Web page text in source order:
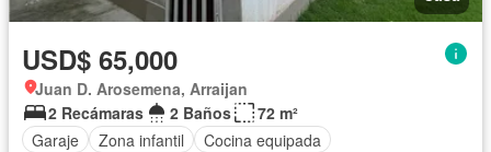
USD$ 65,000
Juan D. Arosemena, Arraijan
2 Recámaras
2 Baños
72 m²
Garaje
Zona infantil
Cocina equipada